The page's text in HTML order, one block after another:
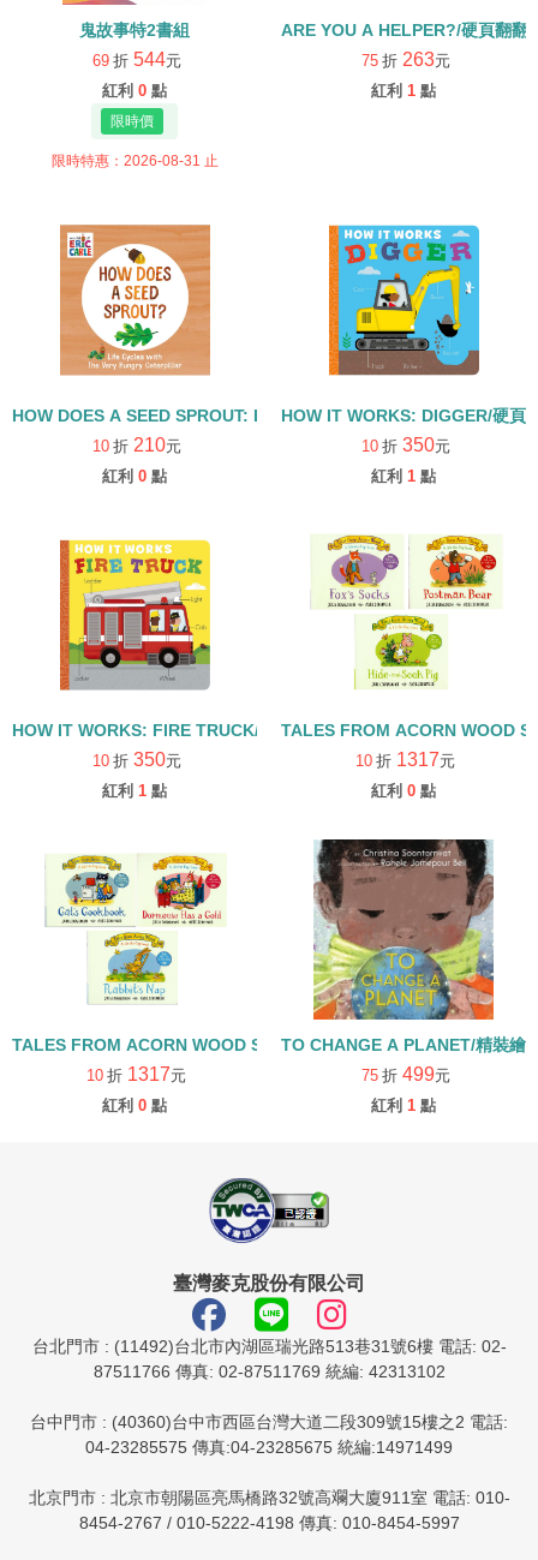
鬼故事特2書組
69 折 544元
紅利 0 點
限時特惠：2026-08-31 止
ARE YOU A HELPER?/硬頁翻翻
75 折 263元
紅利 1 點
HOW DOES A SEED SPROUT: LIFE CYCLES WITH THE VERY
10 折 210元
紅利 0 點
HOW IT WORKS: DIGGER/硬頁
10 折 350元
紅利 1 點
HOW IT WORKS: FIRE TRUCK/硬頁書
10 折 350元
紅利 1 點
TALES FROM ACORN WOOD
10 折 1317元
紅利 0 點
TALES FROM ACORN WOOD STORY COLLECTION 生活日常組/
10 折 1317元
紅利 0 點
TO CHANGE A PLANET/精裝繪
75 折 499元
紅利 1 點
臺灣麥克股份有限公司
台北門市 : (11492)台北市內湖區瑞光路513巷31號6樓 電話: 02-
87511766 傳真: 02-87511769 統編: 42313102
台中門市 : (40360)台中市西區台灣大道二段309號15樓之2 電話:
04-23285575 傳真:04-23285675 統編:14971499
北京門市 : 北京市朝陽區亮馬橋路32號高斕大廈911室 電話: 010-
8454-2767 / 010-5222-4198 傳真: 010-8454-5997